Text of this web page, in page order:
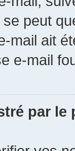
se peut
mail ait
e-mail
par le